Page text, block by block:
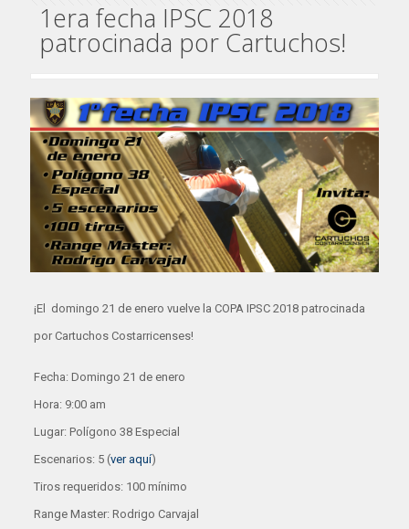
1era fecha IPSC 2018
patrocinada por Cartuchos!
¡El domingo 21 de enero vuelve la COPA IPSC 2018 patrocinada
por Cartuchos Costarricenses!
Fecha: Domingo 21 de enero
Hora: 9:00 am
Lugar: Polígono 38 Especial
Escenarios: 5 (ver aquí)
Tiros requeridos: 100 mínimo
Range Master: Rodrigo Carvajal